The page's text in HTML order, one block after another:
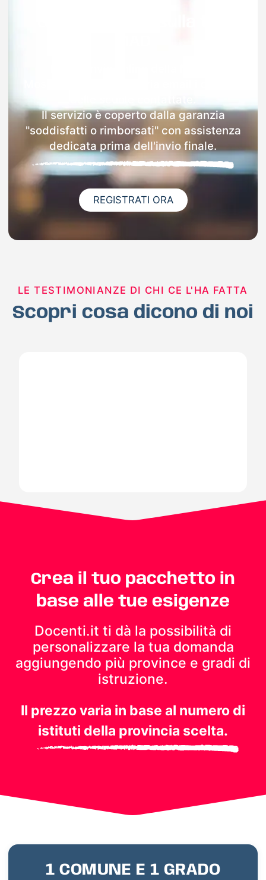
Il servizio è coperto dalla garanzia
"soddisfatti o rimborsati" con assistenza
dedicata prima dell'invio finale.
REGISTRATI ORA
LE TESTIMONIANZE DI CHI CE L'HA FATTA
Scopri cosa dicono di noi
Crea il tuo pacchetto in
base alle tue esigenze
Docenti.it ti dà la possibilità di
personalizzare la tua domanda
aggiungendo più province e gradi di
istruzione.
Il prezzo varia in base al numero di
istituti della provincia scelta.
1 COMUNE E 1 GRADO